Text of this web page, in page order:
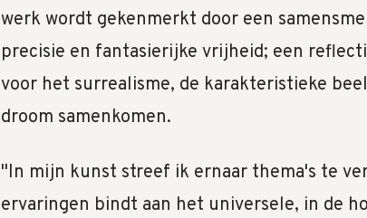
werk wordt gekenmerkt door een
precisie en fantasierijke vrijheid; een
voor het surrealisme, de karakteristieke
droom samenkomen.
"In mijn kunst streef ik ernaar thema's te
ervaringen bindt aan het universele, in de